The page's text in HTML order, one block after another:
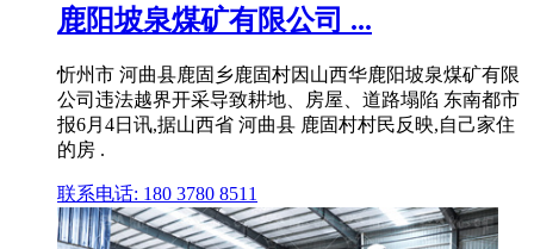
鹿阳坡泉煤矿有限公司 ...
忻州市 河曲县鹿固乡鹿固村因山西华鹿阳坡泉煤矿有限
公司违法越界开采导致耕地、房屋、道路塌陷 东南都市
报6月4日讯,据山西省 河曲县 鹿固村村民反映,自己家住
的房 .
联系电话: 180 3780 8511